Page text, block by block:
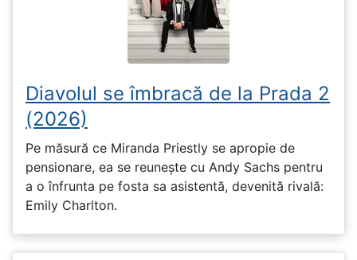
Diavolul se îmbracă de la Prada 2
(2026)
Pe măsură ce Miranda Priestly se apropie de
pensionare, ea se reunește cu Andy Sachs pentru
a o înfrunta pe fosta sa asistentă, devenită rivală:
Emily Charlton.